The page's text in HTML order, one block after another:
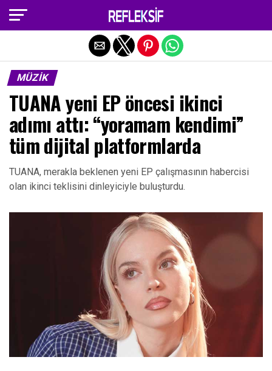
MÜZIK
TUANA yeni EP öncesi ikinci
adımı attı: “yoramam kendimi”
tüm dijital platformlarda
TUANA, merakla beklenen yeni EP çalışmasının habercisi
olan ikinci teklisini dinleyiciyle buluşturdu.
Exit mobile version